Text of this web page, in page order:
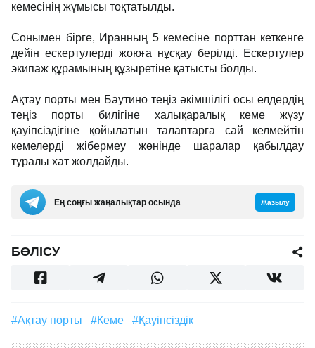
кемесінің жұмысы тоқтатылды.
Сонымен бірге, Иранның 5 кемесіне порттан кеткенге
дейін ескертулерді жоюға нұсқау берілді. Ескертулер
экипаж құрамының құзыретіне қатысты болды.
Ақтау порты мен Баутино теңіз әкімшілігі осы елдердің
теңіз порты билігіне халықаралық кеме жүзу
қауіпсіздігіне қойылатын талаптарға сай келмейтін
кемелерді жібермеу жөнінде шаралар қабылдау
туралы хат жолдайды.
Ең соңғы жаңалықтар осында Жазылу
БӨЛІСУ
#Ақтау порты #кеме #қауіпсіздік